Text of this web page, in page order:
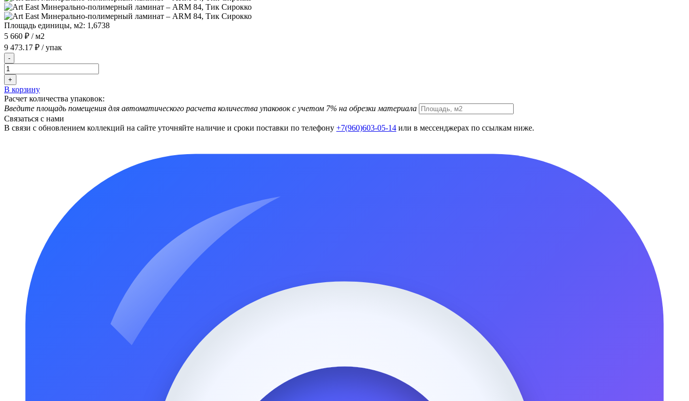
Площадь единицы, м2: 1,6738
5 660 ₽ / м2
9 473.17 ₽ / упак
-
+
В корзину
Расчет количества упаковок:
Введите площадь помещения для автоматического расчета количества упаковок с учетом 7% на обрезки материала
Связаться с нами
В связи с обновлением коллекций на сайте уточняйте наличие и сроки поставки по телефону +7(960)603-05-14 или в мессенджерах по ссылкам ниже.